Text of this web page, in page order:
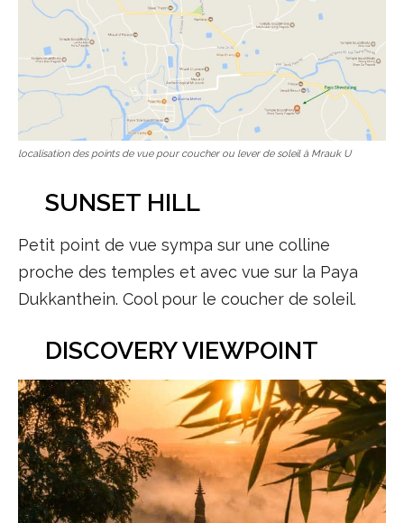
localisation des points de vue pour coucher ou lever de soleil à Mrauk U
SUNSET HILL
Petit point de vue sympa sur une colline
proche des temples et avec vue sur la Paya
Dukkanthein. Cool pour le coucher de soleil.
DISCOVERY VIEWPOINT